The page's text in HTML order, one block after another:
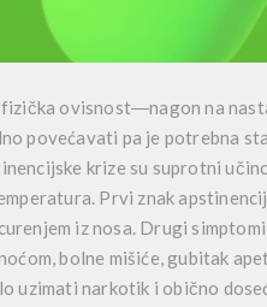
ovisnost―nagon na
povećavati pa je potrebna
krize su suprotni
Prvi znak
iz nosa. Drugi
bolne mišiće, gubitak
uzimati narkotik i obično